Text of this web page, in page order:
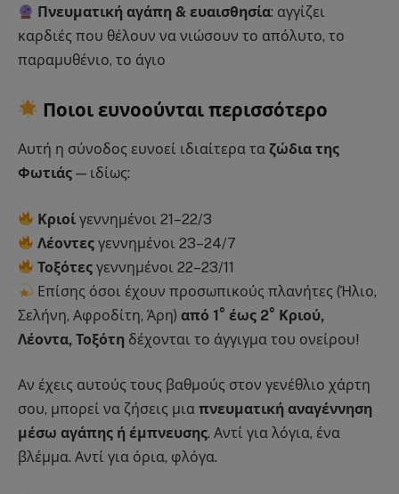
Πνευματική αγάπη & ευαισθησία: αγγίζει
καρδιές που θέλουν να νιώσουν το απόλυτο, το
παραμυθένιο, το άγιο
Ποιοι ευνοούνται περισσότερο
Αυτή η σύνοδος ευνοεί ιδιαίτερα τα ζώδια της
Φωτιάς — ιδίως:
Κριοί γεννημένοι 21–22/3
Λέοντες γεννημένοι 23–24/7
Τοξότες γεννημένοι 22–23/11
Επίσης όσοι έχουν προσωπικούς πλανήτες (Ήλιο,
Σελήνη, Αφροδίτη, Άρη) από 1° έως 2° Κριού,
Λέοντα, Τοξότη δέχονται το άγγιγμα του ονείρου!
Αν έχεις αυτούς τους βαθμούς στον γενέθλιο χάρτη
σου, μπορεί να ζήσεις μια πνευματική αναγέννηση
μέσω αγάπης ή έμπνευσης. Αντί για λόγια, ένα
βλέμμα. Αντί για όρια, φλόγα.